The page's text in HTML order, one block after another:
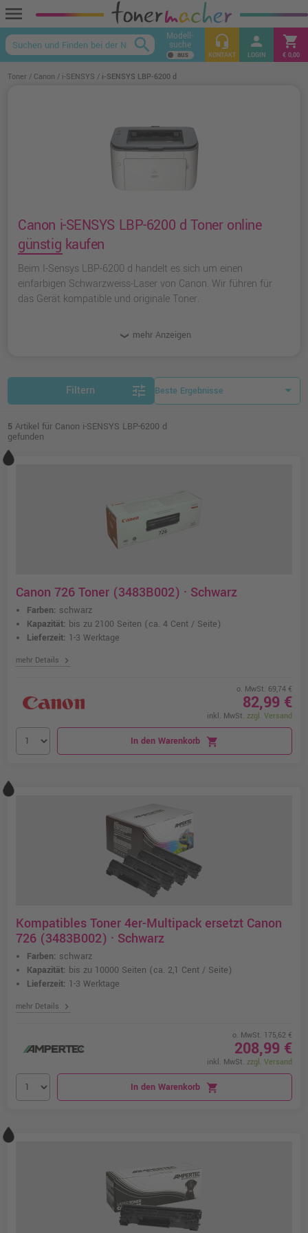
menu
keyboard_arrow_up
search Modell-
suche headset_mic
KONTAKT
person
LOGIN
shopping_cart
€ 0,00
Toner Canon i-SENSYS i-SENSYS LBP-6200 d
Canon i-SENSYS LBP-6200 d Toner online
günstig kaufen
Beim I-Sensys LBP-6200 d handelt es sich um einen
einfarbigen Schwarzweiss-Laser von Canon. Wir führen für
das Gerät kompatible und originale Toner.
mehr Anzeigen
Filtern tune
5 Artikel für Canon i-SENSYS LBP-6200 d
gefunden
Canon 726 Toner (3483B002) · Schwarz
Farben: schwarz
Kapazität: bis zu 2100 Seiten (ca. 4 Cent / Seite)
Lieferzeit: 1-3 Werktage
mehr Details chevron_right
o. MwSt. 69,74 €
82,99 €
inkl. MwSt. zzgl. Versand
In den Warenkorb shopping_cart
Kompatibles Toner 4er-Multipack ersetzt Canon
726 (3483B002) · Schwarz
Farben: schwarz
Kapazität: bis zu 10000 Seiten (ca. 2,1 Cent / Seite)
Lieferzeit: 1-3 Werktage
mehr Details chevron_right
o. MwSt. 175,62 €
208,99 €
inkl. MwSt. zzgl. Versand
In den Warenkorb shopping_cart